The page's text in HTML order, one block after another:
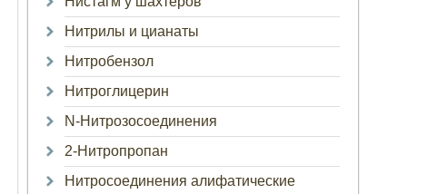
Нитрилы и цианаты
Нитробензол
Нитроглицерин
N-Нитрозосоединения
2-Нитропропан
Нитросоединения алифатические